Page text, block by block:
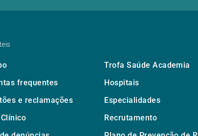
Trofa Saúde Academia
frequentes
Hospitais
e reclamações
Especialidades
Recrutamento